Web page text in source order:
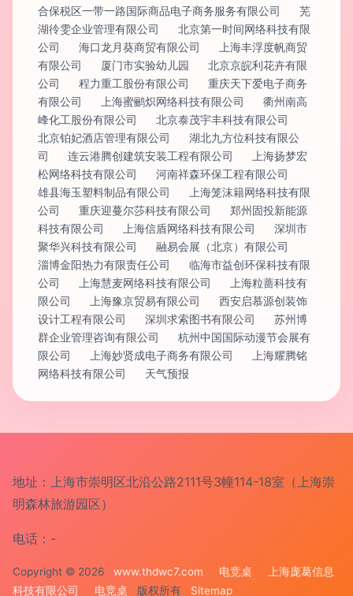
合保税区一带一路国际商品电子商务服务有限公司
芜
湖彾雯企业管理有限公司
北京第一时间网络科技有限
公司
海口龙月葵商贸有限公司
上海丰浮度帆商贸
有限公司
厦门市实验幼儿园
北京京皖利花卉有限
公司
程力重工股份有限公司
重庆天下爱电子商务
有限公司
上海蜜鹂炽网络科技有限公司
衢州南高
峰化工股份有限公司
北京泰茂宇丰科技有限公司
北京铂妃酒店管理有限公司
湖北九方位科技有限公
司
连云港腾创建筑安装工程有限公司
上海扬梦宏
松网络科技有限公司
河南祥森环保工程有限公司
雄县海玉塑料制品有限公司
上海笼沫籍网络科技有限
公司
重庆迎蔓尔莎科技有限公司
郑州固投新能源
科技有限公司
上海信盾网络科技有限公司
深圳市
聚华兴科技有限公司
融易会展（北京）有限公司
淄博金阳热力有限责任公司
临海市益创环保科技有限
公司
上海慧麦网络科技有限公司
上海粒蔷科技有
限公司
上海豫京贸易有限公司
西安启慕源创装饰
设计工程有限公司
深圳求索图书有限公司
苏州博
群企业管理咨询有限公司
杭州中国国际动漫节会展有
限公司
上海妙贤成电子商务有限公司
上海耀腾铭
网络科技有限公司
天气预报
地址：上海市崇明区北沿公路2111号3幢114-18室（上海崇
明森林旅游园区）
电话：-
Copyright © 2026 www.thdwc7.com 电竞桌
上海庞葛信息
科技有限公司
电竞桌 版权所有 Sitemap